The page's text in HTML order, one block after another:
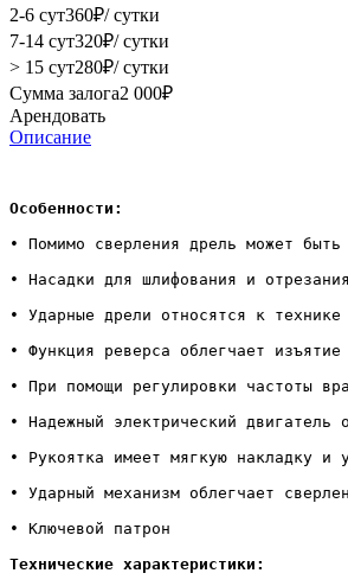
2-6 сут360₽/ сутки
7-14 сут320₽/ сутки
> 15 сут280₽/ сутки
Сумма залога2 000₽
Арендовать
Описание
Особенности:
• Помимо сверления дрель может
• Насадки для шлифования и
• Ударные дрели относятся к
• Функция реверса облегчает
• При помощи регулировки частоты
• Надежный электрический двигатель
• Рукоятка имеет мягкую накладку и
• Ударный механизм облегчает
• Ключевой патрон
Технические характеристики: